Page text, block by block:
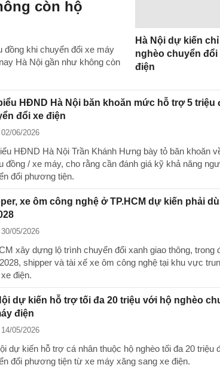
còn hộ
đồng khi chuyển đổi xe máy
Hà Nội gần như không còn
Hà Nội dự kiến
nghèo chuyển đổi
điện
HĐND Hà Nội băn khoăn mức hỗ trợ 5 triệu
đổi xe điện
06/2026
HĐND Hà Nội Trần Khánh Hưng bày tỏ băn khoăn
đồng / xe máy, cho rằng cần đánh giá kỹ khả năng
đổi phương tiện.
xe ôm công nghệ ở TP.HCM dự kiến phải
05/2026
xây dựng lộ trình chuyển đổi xanh giao thông, trong
shipper và tài xế xe ôm công nghệ tại khu vực
điện.
dự kiến hỗ trợ tối đa 20 triệu với hộ nghèo
điện
05/2026
dự kiến hỗ trợ cá nhân thuộc hộ nghèo tối đa 20 triệu
đổi phương tiện từ xe máy xăng sang xe điện.